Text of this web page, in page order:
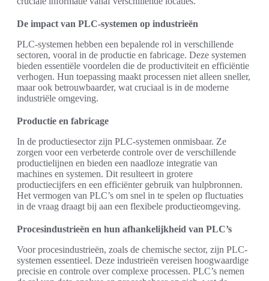
De impact van PLC-systemen op industrieën
PLC-systemen hebben een bepalende rol in verschillende
sectoren, vooral in de productie en fabricage. Deze systemen
bieden essentiële voordelen die de productiviteit en efficiëntie
verhogen. Hun toepassing maakt processen niet alleen sneller,
maar ook betrouwbaarder, wat cruciaal is in de moderne
industriële omgeving.
Productie en fabricage
In de productiesector zijn PLC-systemen onmisbaar. Ze
zorgen voor een verbeterde controle over de verschillende
productielijnen en bieden een naadloze integratie van
machines en systemen. Dit resulteert in grotere
productiecijfers en een efficiënter gebruik van hulpbronnen.
Het vermogen van PLC’s om snel in te spelen op fluctuaties
in de vraag draagt bij aan een flexibele productieomgeving.
Procesindustrieën en hun afhankelijkheid van PLC’s
Voor procesindustrieën, zoals de chemische sector, zijn PLC-
systemen essentieel. Deze industrieën vereisen hoogwaardige
precisie en controle over complexe processen. PLC’s nemen